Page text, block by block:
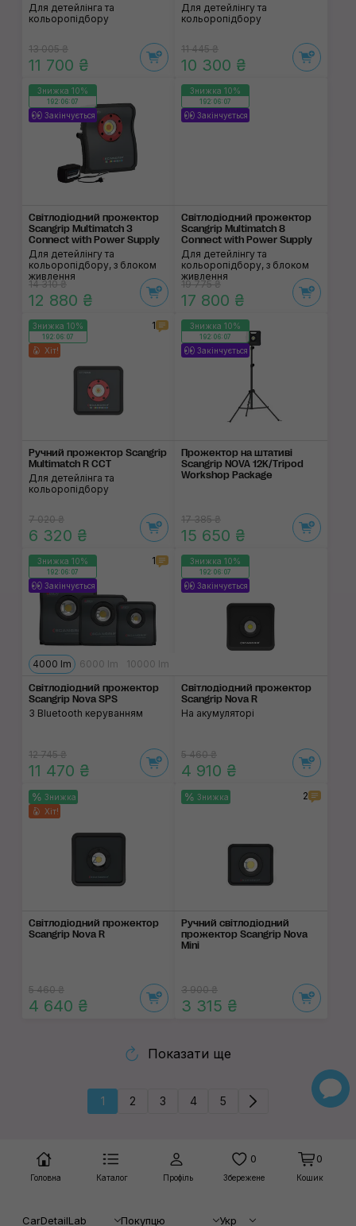
Для детейлінга та
кольоропідбору
13 005 ₴
11 700 ₴
Для детейлінгу та
кольоропідбору
11 445 ₴
10 300 ₴
Знижка 10%
192:06:06
Закінчується
Світлодіодний прожектор
Scangrip Multimatch 3
Connect with Power Supply
Для детейлінгу та
кольоропідбору, з блоком
живлення
14 310 ₴
12 880 ₴
Знижка 10%
192:06:06
Закінчується
Світлодіодний прожектор
Scangrip Multimatch 8
Connect with Power Supply
Для детейлінгу та
кольоропідбору, з блоком
живлення
19 775 ₴
17 800 ₴
Знижка 10%
192:06:06
Хіт!
1
Ручний прожектор Scangrip
Multimatch R CCT
Для детейлінга та
кольоропідбору
7 020 ₴
6 320 ₴
Знижка 10%
192:06:06
Закінчується
Прожектор на штативі
Scangrip NOVA 12K/Tripod
Workshop Package
17 385 ₴
15 650 ₴
Знижка 10%
192:06:06
Закінчується
1
4000 lm 6000 lm 10000 lm
Світлодіодний прожектор
Scangrip Nova SPS
З Bluetooth керуванням
12 745 ₴
11 470 ₴
Знижка 10%
192:06:06
Закінчується
Світлодіодний про­жектор
Scangrip Nova R
На акумуляторі
5 460 ₴
4 910 ₴
Знижка
Хіт!
Світлодіодний прожектор
Scangrip Nova R
5 460 ₴
4 640 ₴
Знижка 2
Ручний світлодіодний
прожектор Scangrip Nova
Mini
3 900 ₴
3 315 ₴
Показати ще
1 2 3 4 5
Головна Каталог Профіль
0
Збережене
0
Кошик
CarDetailLab Покупцю Укр